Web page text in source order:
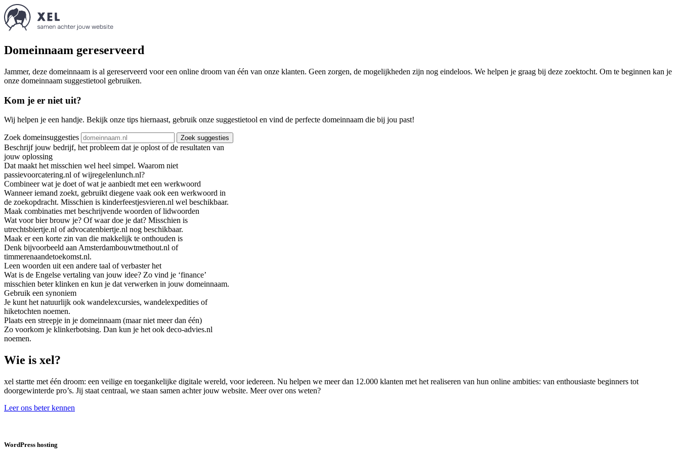
Domeinnaam gereserveerd
Jammer, deze domeinnaam is al gereserveerd voor een online droom van één van onze klanten. Geen zorgen, de mogelijkheden zijn nog eindeloos. We helpen je graag bij deze zoektocht. Om te beginnen kan je
onze domeinnaam suggestietool gebruiken.
Kom je er niet uit?
Wij helpen je een handje. Bekijk onze tips hiernaast, gebruik onze suggestietool en vind de perfecte domeinnaam die bij jou past!
Zoek domeinsuggesties Zoek suggesties
Beschrijf jouw bedrijf, het probleem dat je oplost of de resultaten van
jouw oplossing
Dat maakt het misschien wel heel simpel. Waarom niet
passievoorcatering.nl of wijregelenlunch.nl?
Combineer wat je doet of wat je aanbiedt met een werkwoord
Wanneer iemand zoekt, gebruikt diegene vaak ook een werkwoord in
de zoekopdracht. Misschien is kinderfeestjesvieren.nl wel beschikbaar.
Maak combinaties met beschrijvende woorden of lidwoorden
Wat voor bier brouw je? Of waar doe je dat? Misschien is
utrechtsbiertje.nl of advocatenbiertje.nl nog beschikbaar.
Maak er een korte zin van die makkelijk te onthouden is
Denk bijvoorbeeld aan Amsterdambouwtmethout.nl of
timmerenaandetoekomst.nl.
Leen woorden uit een andere taal of verbaster het
Wat is de Engelse vertaling van jouw idee? Zo vind je ‘finance’
misschien beter klinken en kun je dat verwerken in jouw domeinnaam.
Gebruik een synoniem
Je kunt het natuurlijk ook wandelexcursies, wandelexpedities of
hiketochten noemen.
Plaats een streepje in je domeinnaam (maar niet meer dan één)
Zo voorkom je klinkerbotsing. Dan kun je het ook deco-advies.nl
noemen.
Wie is xel?
xel startte met één droom: een veilige en toegankelijke digitale wereld, voor iedereen. Nu helpen we meer dan 12.000 klanten met het realiseren van hun online ambities: van enthousiaste beginners tot
doorgewinterde pro’s. Jij staat centraal, we staan samen achter jouw website. Meer over ons weten?
Leer ons beter kennen
WordPress hosting